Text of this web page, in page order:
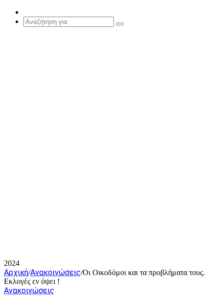
Article
Αναζήτηση
2024
Αρχική/Ανακοινώσεις/Οι Οικοδόμοι και τα προβλήματα τους.
Εκλογές εν όψει !
Ανακοινώσεις